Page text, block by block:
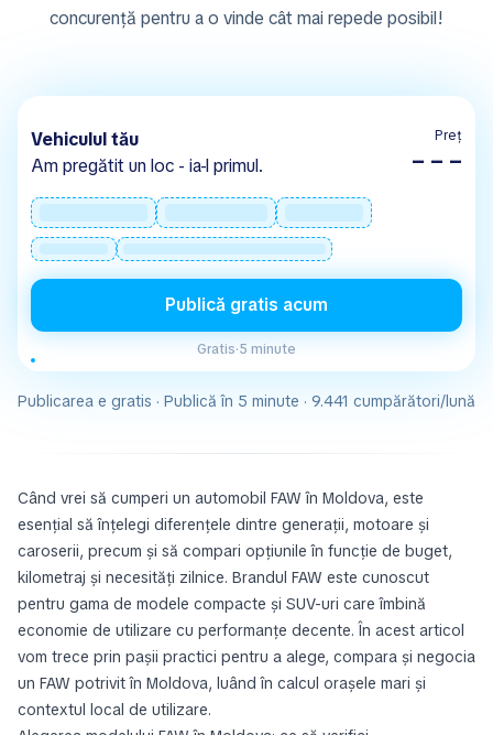
concurență pentru a o vinde cât mai repede posibil!
Vehiculul tău
Am pregătit un loc - ia-l primul.
Preț
– – –
Publică gratis acum
Gratis·5 minute
Publicarea e gratis · Publică în 5 minute · 9.441 cumpărători/lună
Când vrei să cumperi un automobil FAW în Moldova, este
esențial să înțelegi diferențele dintre generații, motoare și
caroserii, precum și să compari opțiunile în funcție de buget,
kilometraj și necesități zilnice. Brandul FAW este cunoscut
pentru gama de modele compacte și SUV-uri care îmbină
economie de utilizare cu performanțe decente. În acest articol
vom trece prin pașii practici pentru a alege, compara și negocia
un FAW potrivit în Moldova, luând în calcul orașele mari și
contextul local de utilizare.